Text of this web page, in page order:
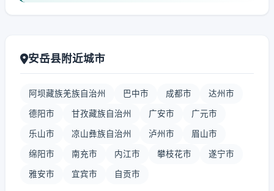
安岳县附近城市
阿坝藏族羌族自治州 巴中市 成都市 达州市
德阳市 甘孜藏族自治州 广安市 广元市
乐山市 凉山彝族自治州 泸州市 眉山市
绵阳市 南充市 内江市 攀枝花市 遂宁市
雅安市 宜宾市 自贡市